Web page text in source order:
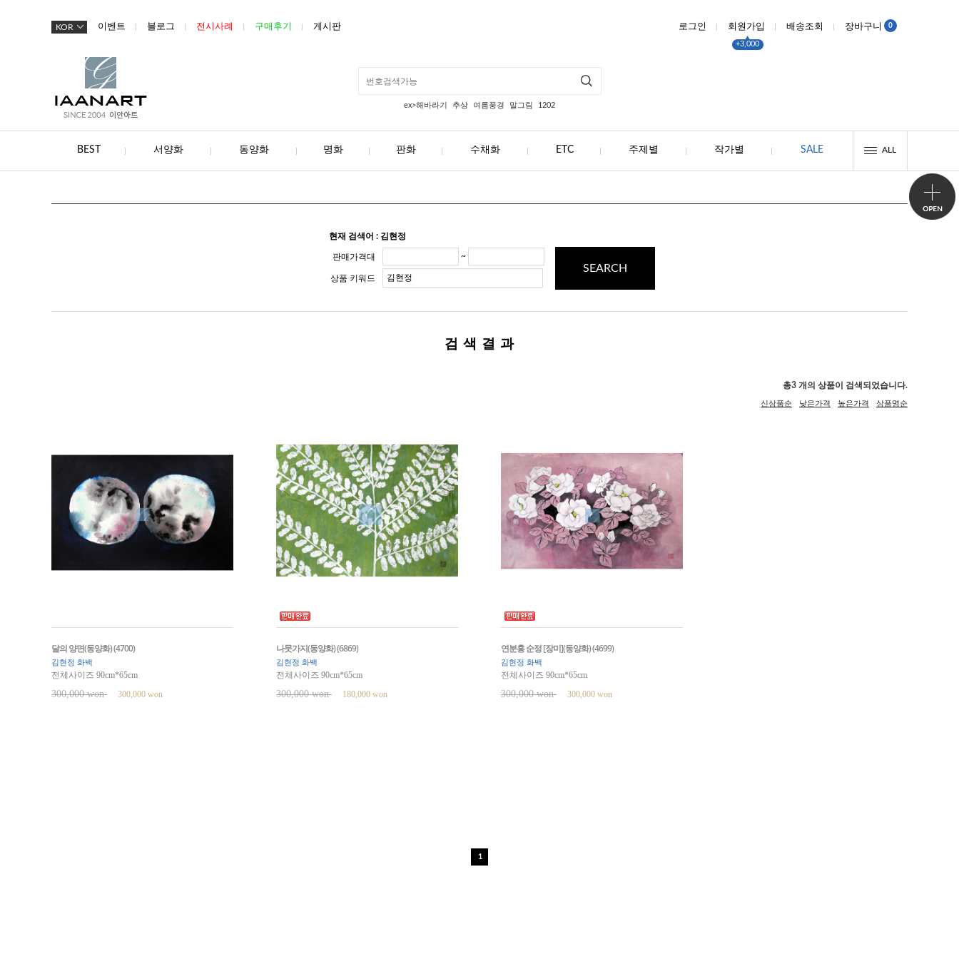
KOR 이벤트 블로그 전시사례 구매후기 게시판 로그인 회원가입
+3,000
배송조회 장바구니 0
ex>해바라기 추상 여름풍경 말그림 1202
BEST 서양화 동양화 명화 판화 수채화 ETC 주제별 작가별 SALE ALL
현재 검색어 : 김현정
판매가격대 ~
SEARCH
상품 키워드
검 색 결 과
총3 개의 상품이 검색되었습니다.
상품명순
높은가격
낮은가격
신상품순
달의 양면(동양화) (4700)
김현정 화백
전체사이즈 90cm*65cm
300,000 won 300,000 won
나뭇가지(동양화) (6869)
김현정 화백
전체사이즈 90cm*65cm
300,000 won 180,000 won
연분홍 순정 [장미](동양화) (4699)
김현정 화백
전체사이즈 90cm*65cm
300,000 won 300,000 won
1